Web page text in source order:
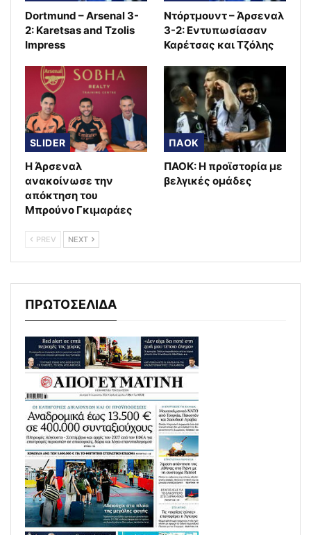
Dortmund – Arsenal 3-
2: Karetsas and Tzolis
Impress
Ντόρτμουντ – Άρσεναλ
3-2: Εντυπωσίασαν
Καρέτσας και Τζόλης
SLIDER
Η Άρσεναλ
ανακοίνωσε την
απόκτηση του
Μπρούνο Γκιμαράες
ΠΑΟΚ
ΠΑΟΚ: Η προϊστορία με
βελγικές ομάδες
PREV NEXT
ΠΡΩΤΟΣΕΛΙΔΑ